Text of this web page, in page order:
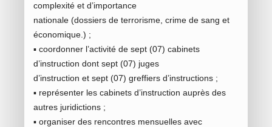
complexité et d’importance
nationale (dossiers de terrorisme, crime de sang et
économique.) ;
▪ coordonner l’activité de sept (07) cabinets
d’instruction dont sept (07) juges
d’instruction et sept (07) greffiers d’instructions ;
▪ représenter les cabinets d’instruction auprès des
autres juridictions ;
▪ organiser des rencontres mensuelles avec